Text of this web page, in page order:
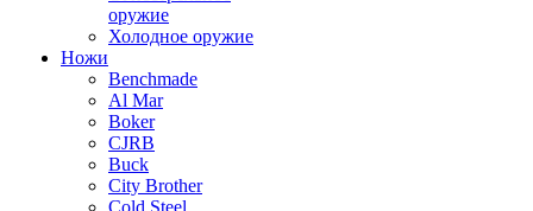
оружие
Холодное оружие
Ножи
Benchmade
Al Mar
Boker
CJRB
Buck
City Brother
Cold Steel